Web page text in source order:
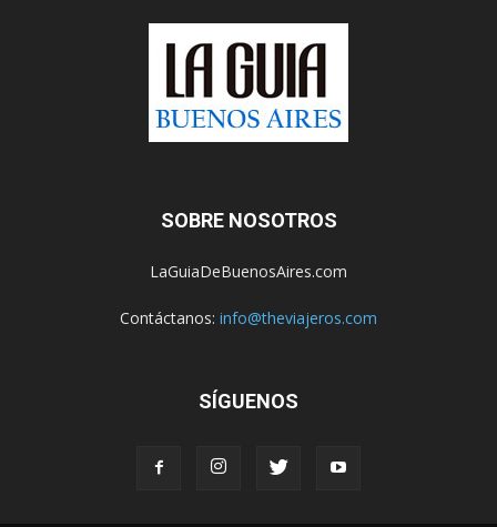
SOBRE NOSOTROS
LaGuiaDeBuenosAires.com
Contáctanos: info@theviajeros.com
SÍGUENOS